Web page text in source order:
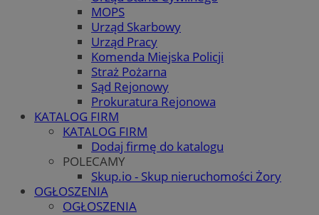
MOPS
Urząd Skarbowy
Urząd Pracy
Komenda Miejska Policji
Straż Pożarna
Sąd Rejonowy
Prokuratura Rejonowa
KATALOG FIRM
KATALOG FIRM
Dodaj firmę do katalogu
POLECAMY
Skup.io - Skup nieruchomości Żory
OGŁOSZENIA
OGŁOSZENIA